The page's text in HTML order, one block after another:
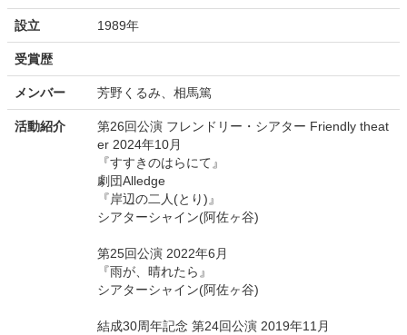
設立 1989年
受賞歴
メンバー 芳野くるみ、相馬篤
活動紹介
第26回公演 フレンドリー・シアター Friendly theat
er 2024年10月
『すすきのはらにて』
劇団Alledge
『岸辺の二人(とり)』
シアターシャイン(阿佐ヶ谷)
第25回公演 2022年6月
『雨が、晴れたら』
シアターシャイン(阿佐ヶ谷)
結成30周年記念 第24回公演 2019年11月